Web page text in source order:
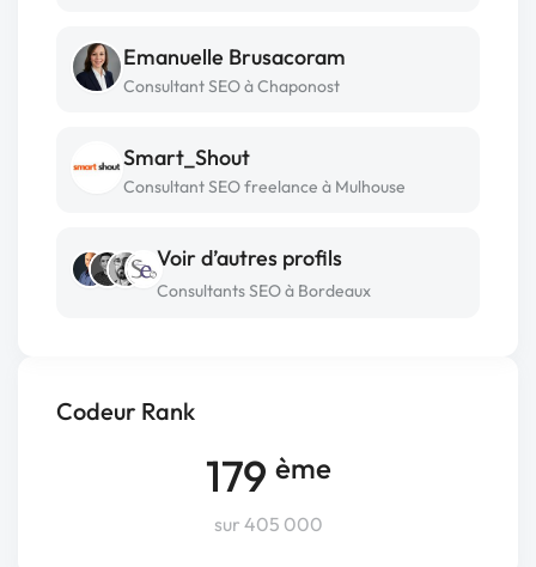
Codeur Rank
179 ème
sur 405 000
Emanuelle Brusacoram
Consultant SEO à Chaponost
Smart_Shout
Consultant SEO freelance à Mulhouse
Voir d’autres profils
Consultants SEO à Bordeaux